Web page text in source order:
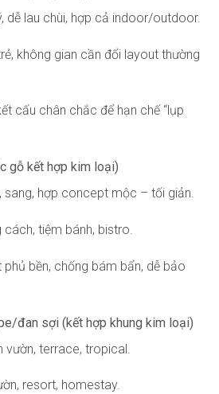
dễ lau chùi, hợp cả indoor/outdoor.
không gian cần đổi layout thường
cấu chân chắc để hạn chế “lụp
gỗ kết hợp kim loại)
sang, hợp concept mộc – tối giản.
tiệm bánh, bistro.
phủ bền, chống bám bẩn, dễ bảo
đan sợi (kết hợp khung kim loại)
vườn, terrace, tropical.
resort, homestay.